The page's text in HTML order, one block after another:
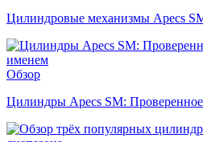
Цилиндровые механизмы Apecs
Обзор
Цилиндры Apecs SM: